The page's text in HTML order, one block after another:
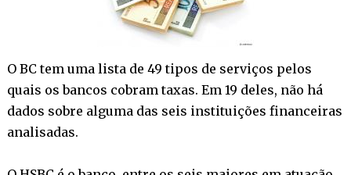
O BC tem uma lista de 49 tipos de serviços pelos
quais os bancos cobram taxas. Em 19 deles, não há
dados sobre alguma das seis instituições financeiras
analisadas.